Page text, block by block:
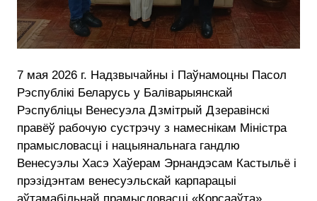
7 мая 2026 г. Надзвычайны і Паўнамоцны Пасол
Рэспублікі Беларусь у Баліварыянскай
Рэспубліцы Венесуэла Дзмітрый Дзеравінскі
правёў рабочую сустрэчу з намеснікам Міністра
прамысловасці і нацыянальнага гандлю
Венесуэлы Хасэ Хаўерам Эрнандэсам Кастыльё і
прэзідэнтам венесуэльскай карпарацыі